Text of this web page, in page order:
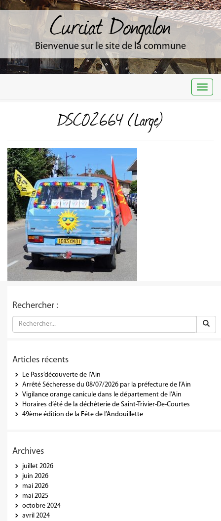
Curciat Dongalon
Bienvenue sur le site de la commune
DSC02664 (Large)
Rechercher :
Articles récents
Le Pass’découverte de l’Ain
Arrêté Sécheresse du 08/07/2026 par la préfecture de l’Ain
Vigilance orange canicule dans le département de l’Ain
Horaires d’été de la déchèterie de Saint-Trivier-De-Courtes
49ème édition de la Fête de l’Andouillette
Archives
juillet 2026
juin 2026
mai 2026
mai 2025
octobre 2024
avril 2024